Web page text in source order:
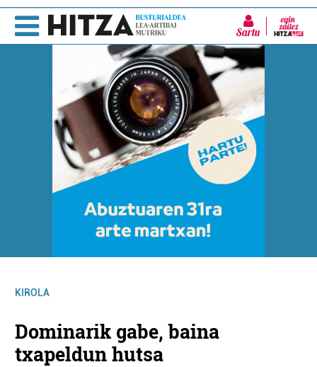
Sartu
KIROLA
Dominarik gabe, baina
txapeldun hutsa